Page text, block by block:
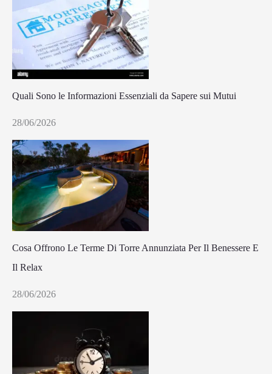
Quali Sono le Informazioni Essenziali da Sapere sui Mutui
28/06/2026
Cosa Offrono Le Terme Di Torre Annunziata Per Il Benessere E
Il Relax
28/06/2026